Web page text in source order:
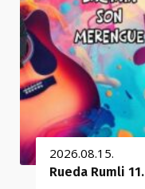
2026.08.15.
Rueda Rumli 11.